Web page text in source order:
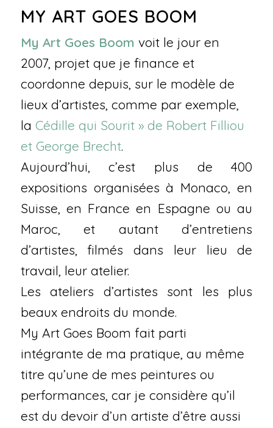
MY ART GOES BOOM
My Art Goes Boom voit le jour en
2007, projet que je finance et
coordonne depuis, sur le modèle de
lieux d’artistes, comme par exemple,
la Cédille qui Sourit » de Robert Filliou
et George Brecht.
Aujourd’hui, c’est plus de 400
expositions organisées à Monaco, en
Suisse, en France en Espagne ou au
Maroc, et autant d’entretiens
d’artistes, filmés dans leur lieu de
travail, leur atelier.
Les ateliers d’artistes sont les plus
beaux endroits du monde.
My Art Goes Boom fait parti
intégrante de ma pratique, au même
titre qu’une de mes peintures ou
performances, car je considère qu’il
est du devoir d’un artiste d’être aussi